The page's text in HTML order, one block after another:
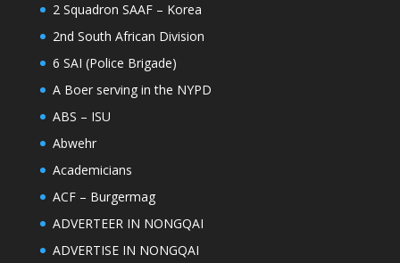
2 Squadron SAAF – Korea
2nd South African Division
6 SAI (Police Brigade)
A Boer serving in the NYPD
ABS – ISU
Abwehr
Academicians
ACF – Burgermag
ADVERTEER IN NONGQAI
ADVERTISE IN NONGQAI